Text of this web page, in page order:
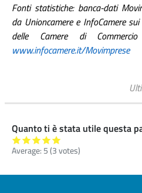
Fonti statistiche: banca-dati
da Unioncamere e InfoCamere
delle Camere di
www.infocamere.it/Movimprese
Quanto ti è stata utile questa
Average: 5(3votes)